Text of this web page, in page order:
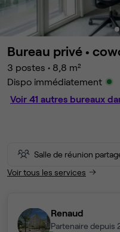
Bureau privé •
3 postes • 8,8 m²
Dispo immédiatement
Voir 41 autres bureaux
Salle de réunion
Voir tous les services
Renaud
Partenaire depuis